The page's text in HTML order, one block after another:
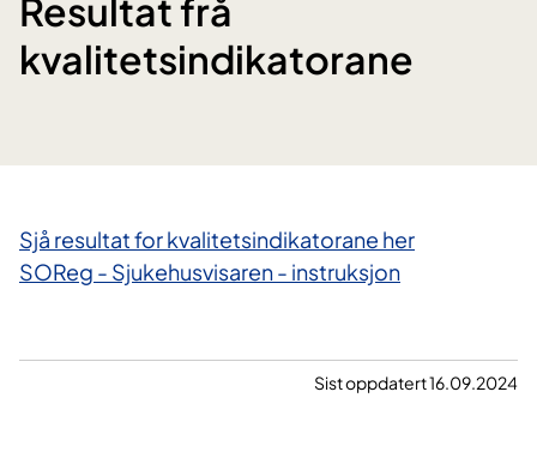
Resultat frå
kvalitetsindikatorane
Sjå resultat for kvalitetsindikatorane her
SOReg - Sjukehusvisaren - instruksjon
Sist oppdatert 16.09.2024